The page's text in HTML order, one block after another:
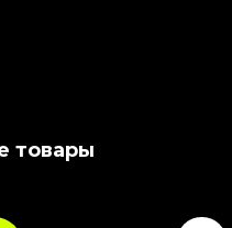
товары